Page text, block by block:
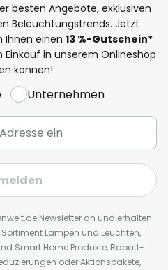
besten Angebote, exklusiven
Beleuchtungstrends. Jetzt
Ihnen einen 13 %-Gutschein*
Einkauf in unserem Onlineshop
können!
Unternehmen
Newsletter an und erhalten
Lampen und Leuchten,
Smart Home Produkte, Rabatt-
oder Aktionspakete,